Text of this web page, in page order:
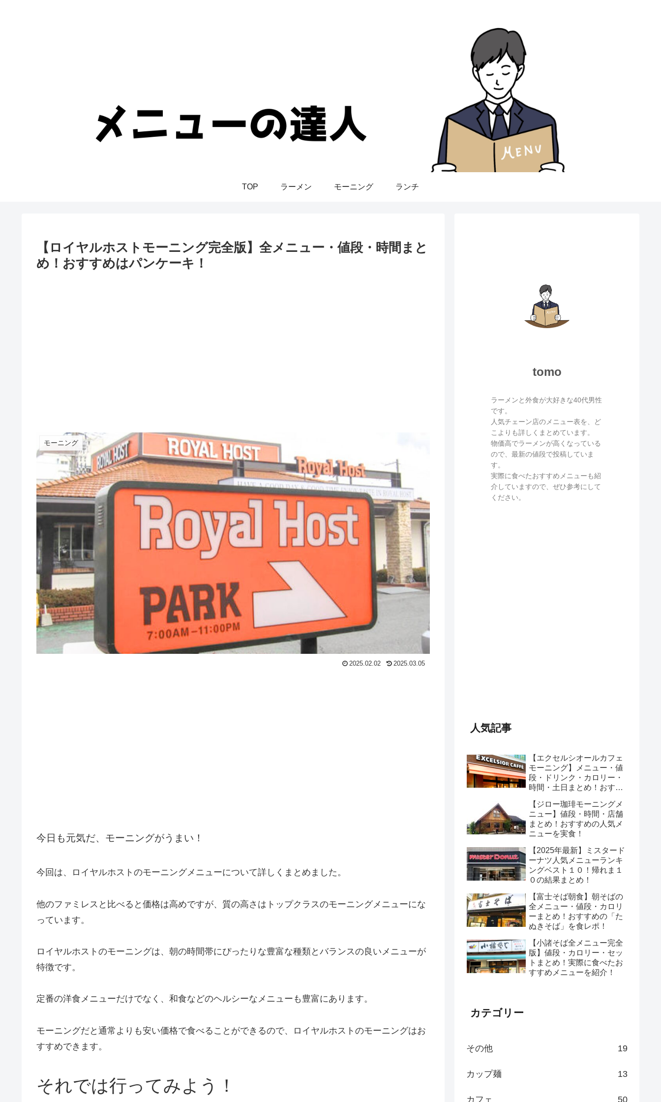
TOP ラーメン モーニング ランチ
【ロイヤルホストモーニング完全版】全メニュー・値段・時間まと
め！おすすめはパンケーキ！
モーニング
2025.02.02 2025.03.05
今日も元気だ、モーニングがうまい！
今回は、ロイヤルホストのモーニングメニューについて詳しくまとめました。
他のファミレスと比べると価格は高めですが、質の高さはトップクラスのモーニングメニューにな
っています。
ロイヤルホストのモーニングは、朝の時間帯にぴったりな豊富な種類とバランスの良いメニューが
特徴です。
定番の洋食メニューだけでなく、和食などのヘルシーなメニューも豊富にあります。
モーニングだと通常よりも安い価格で食べることができるので、ロイヤルホストのモーニングはお
すすめできます。
それでは行ってみよう！
tomo
ラーメンと外食が大好きな40代男性
です。
人気チェーン店のメニュー表を、ど
こよりも詳しくまとめています。
物価高でラーメンが高くなっている
ので、最新の値段で投稿していま
す。
実際に食べたおすすめメニューも紹
介していますので、ぜひ参考にして
ください。
人気記事
【エクセルシオールカフェ
モーニング】メニュー・値
段・ドリンク・カロリー・
時間・土日まとめ！おすす
【ジロー珈琲モーニングメ
ニュー】値段・時間・店舗
まとめ！おすすめの人気メ
ニューを実食！
【2025年最新】ミスタード
ーナツ人気メニューランキ
ングベスト１０！帰れま１
０の結果まとめ！
【富士そば朝食】朝そばの
全メニュー・値段・カロリ
ーまとめ！おすすめの「た
ぬきそば」を食レポ！
【小諸そば全メニュー完全
版】値段・カロリー・セッ
トまとめ！実際に食べたお
すすめメニューを紹介！
カテゴリー
その他 19
カップ麺 13
カフェ 50